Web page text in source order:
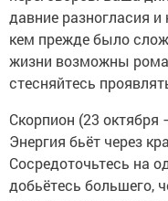
давние разногласия
кем прежде было
жизни возможны
стесняйтесь
Скорпион (23 октября
Энергия бьёт через
Сосредоточьтесь на
добьётесь большего,